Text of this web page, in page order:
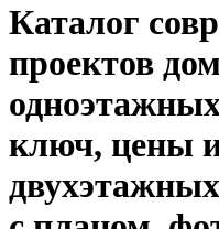
Каталог
проектов
ключ, цены